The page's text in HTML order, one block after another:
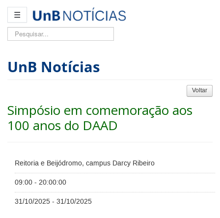
☰
Pesquisar...
UnB Notícias
Voltar
Simpósio em comemoração aos
100 anos do DAAD
Reitoria e Beijódromo, campus Darcy Ribeiro
09:00 - 20:00:00
31/10/2025 - 31/10/2025